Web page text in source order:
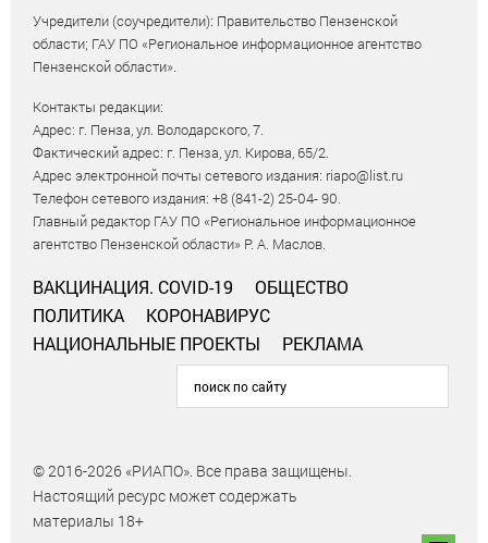
Учредители (соучредители): Правительство Пензенской
области; ГАУ ПО «Региональное информационное агентство
Пензенской области».
Контакты редакции:
Адрес: г. Пенза, ул. Володарского, 7.
Фактический адрес: г. Пенза, ул. Кирова, 65/2.
Адрес электронной почты сетевого издания: riapo@list.ru
Телефон сетевого издания: +8 (841-2) 25-04- 90.
Главный редактор ГАУ ПО «Региональное информационное
агентство Пензенской области» Р. А. Маслов.
ВАКЦИНАЦИЯ. COVID-19
ОБЩЕСТВО
ПОЛИТИКА
КОРОНАВИРУС
НАЦИОНАЛЬНЫЕ ПРОЕКТЫ
РЕКЛАМА
© 2016-2026 «РИАПО». Все права защищены.
Настоящий ресурс может содержать
материалы 18+